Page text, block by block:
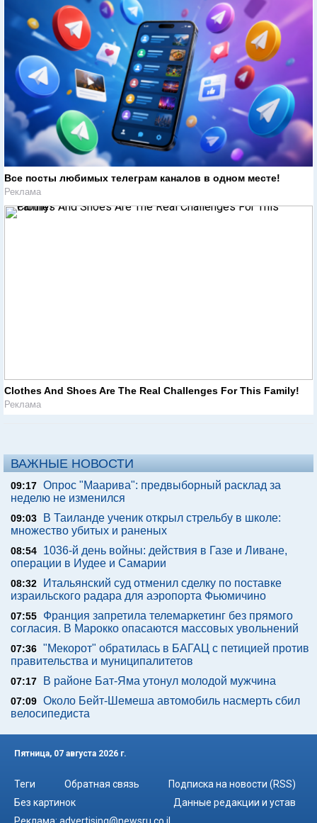
Все посты любимых телеграм каналов в одном месте!
Реклама
Clothes And Shoes Are The Real Challenges For This Family!
Реклама
ВАЖНЫЕ НОВОСТИ
09:17 Опрос "Mаарива": предвыборный расклад за
неделю не изменился
09:03
В Таиланде ученик открыл стрельбу в школе:
множество убитых и раненых
08:54
1036-й день войны: действия в Газе и Ливане,
операции в Иудее и Самарии
08:32
Итальянский суд отменил сделку по поставке
израильского радара для аэропорта Фьюмичино
07:55
Франция запретила телемаркетинг без прямого
согласия. В Марокко опасаются массовых увольнений
07:36 "Мекорот" обратилась в БАГАЦ с петицией против
правительства и муниципалитетов
07:17 В районе Бат-Яма утонул молодой мужчина
07:09 Около Бейт-Шемеша автомобиль насмерть сбил
велосипедиста
Пятница, 07 августа 2026 г.
Теги Обратная связь
Подписка на новости (RSS)
Без картинок
Данные редакции и устав